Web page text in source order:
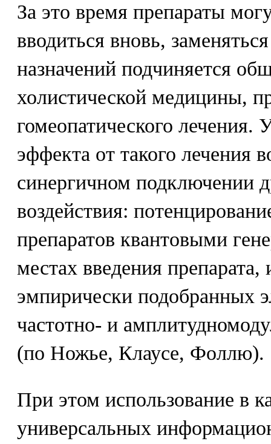
За это время препараты
вводиться вновь,
назначений подчиняется
холистической медицины,
гомеопатического лечения.
эффекта от такого лечения
синергичном подключении
воздействия:
препаратов квантовыми
местах введения препарата,
эмпирически подобранных
частотно- и
(по Ножье, Клаусе, Фоллю).
При этом использование в
универсальных